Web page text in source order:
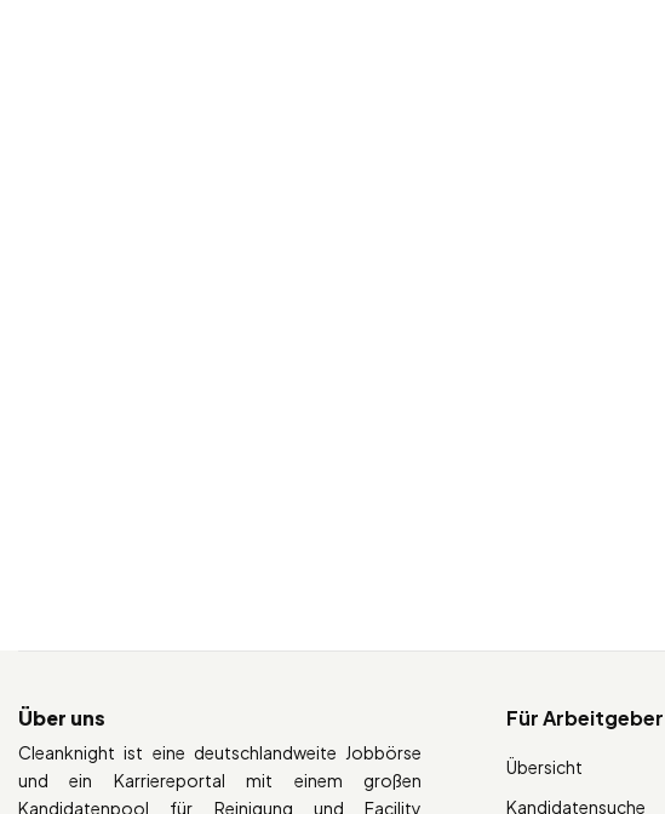
Über uns
Cleanknight ist eine deutschlandweite Jobbörse
und ein Karriereportal mit einem großen
Kandidatenpool für Reinigung und Facility
Für Arbeitgeber
Übersicht
Kandidatensuche